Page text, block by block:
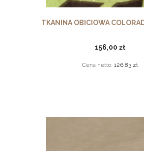
TKANINA OBICIOWA
156,00 zł
Cena netto: 126,83 zł